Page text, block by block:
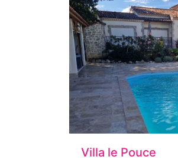
Villa le Pouce